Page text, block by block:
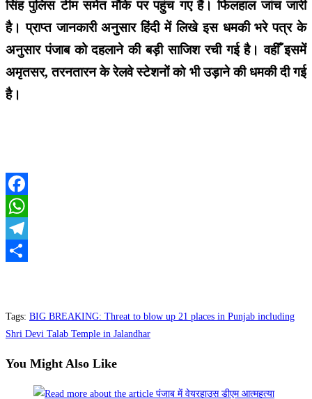
सिंह पुलिस टीम समेत मौके पर पहुंच गए हैं। फिलहाल जांच जारी
है। प्राप्त जानकारी अनुसार हिंदी में लिखे इस धमकी भरे पत्र के
अनुसार पंजाब को दहलाने की बड़ी साजिश रची गई है। वहीँ इसमें
अमृतसर, तरनतारन के रेलवे स्टेशनों को भी उड़ाने की धमकी दी गई
है।
Facebook
WhatsApp
Telegram
Tags: BIG BREAKING: Threat to blow up 21 places in Punjab including
Shri Devi Talab Temple in Jalandhar
You Might Also Like